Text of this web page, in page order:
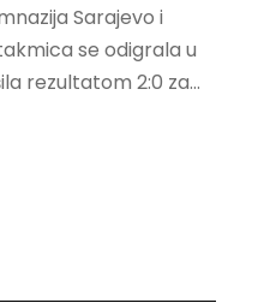
Sarajevo i
se odigrala u
rezultatom 2:0 za...